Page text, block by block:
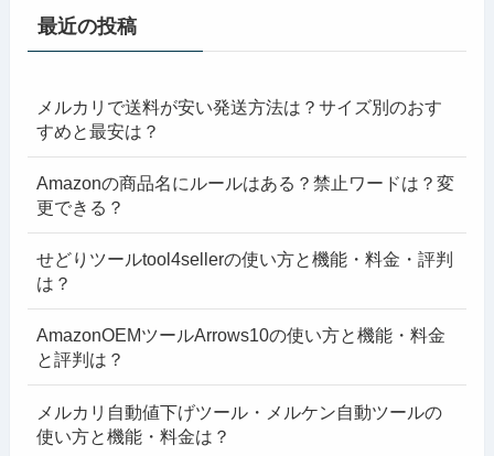
最近の投稿
メルカリで送料が安い発送方法は？サイズ別のおす
すめと最安は？
Amazonの商品名にルールはある？禁止ワードは？変
更できる？
せどりツールtool4sellerの使い方と機能・料金・評判
は？
AmazonOEMツールArrows10の使い方と機能・料金
と評判は？
メルカリ自動値下げツール・メルケン自動ツールの
使い方と機能・料金は？